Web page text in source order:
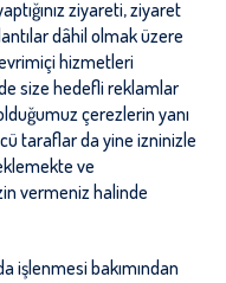
ziyareti, ziyaret
dâhil olmak üzere
hizmetleri
size hedefli reklamlar
çerezlerin yanı
taraflar da yine izninizle
ve
vermeniz halinde
işlenmesi bakımından